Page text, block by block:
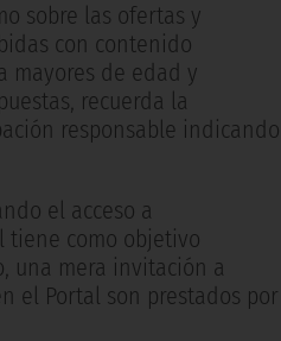
sobre las ofertas y
con contenido
mayores de edad y
recuerda la
responsable indicando
el acceso a
tiene como objetivo
una mera invitación a
el Portal son prestados por